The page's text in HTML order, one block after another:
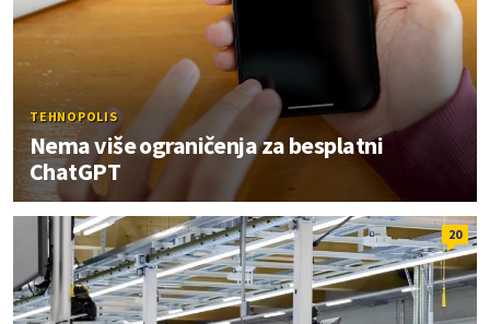
TEHNOPOLIS
Nema više ograničenja za besplatni
ChatGPT
20